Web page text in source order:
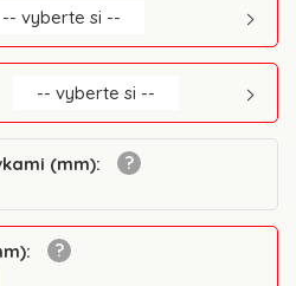
-- vyberte si --
-- vyberte si --
(mm):
: